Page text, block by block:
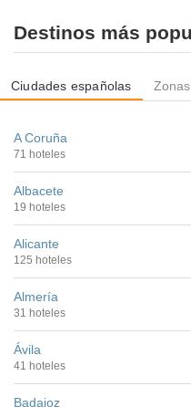
Destinos más
Ciudades españolas
A Coruña
71 hoteles
Albacete
19 hoteles
Alicante
125 hoteles
Almería
31 hoteles
Ávila
41 hoteles
Badajoz